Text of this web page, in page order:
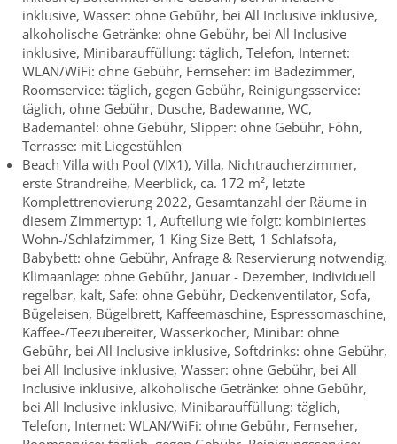
inklusive, Wasser: ohne Gebühr, bei All Inclusive inklusive,
alkoholische Getränke: ohne Gebühr, bei All Inclusive
inklusive, Minibarauffüllung: täglich, Telefon, Internet:
WLAN/WiFi: ohne Gebühr, Fernseher: im Badezimmer,
Roomservice: täglich, gegen Gebühr, Reinigungsservice:
täglich, ohne Gebühr, Dusche, Badewanne, WC,
Bademantel: ohne Gebühr, Slipper: ohne Gebühr, Föhn,
Terrasse: mit Liegestühlen
Beach Villa with Pool (VIX1), Villa, Nichtraucherzimmer,
erste Strandreihe, Meerblick, ca. 172 m², letzte
Komplettrenovierung 2022, Gesamtanzahl der Räume in
diesem Zimmertyp: 1, Aufteilung wie folgt: kombiniertes
Wohn-/Schlafzimmer, 1 King Size Bett, 1 Schlafsofa,
Babybett: ohne Gebühr, Anfrage & Reservierung notwendig,
Klimaanlage: ohne Gebühr, Januar - Dezember, individuell
regelbar, kalt, Safe: ohne Gebühr, Deckenventilator, Sofa,
Bügeleisen, Bügelbrett, Kaffeemaschine, Espressomaschine,
Kaffee-/Teezubereiter, Wasserkocher, Minibar: ohne
Gebühr, bei All Inclusive inklusive, Softdrinks: ohne Gebühr,
bei All Inclusive inklusive, Wasser: ohne Gebühr, bei All
Inclusive inklusive, alkoholische Getränke: ohne Gebühr,
bei All Inclusive inklusive, Minibarauffüllung: täglich,
Telefon, Internet: WLAN/WiFi: ohne Gebühr, Fernseher,